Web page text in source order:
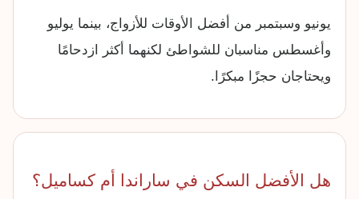
يونيو وسبتمبر من أفضل الأوقات للأزواج، بينما يوليو
وأغسطس مناسبان للشواطئ لكنهما أكثر ازدحامًا
ويحتاجان حجزًا مبكرًا.
هل الأفضل السكن في ساراندا أم كساميل؟